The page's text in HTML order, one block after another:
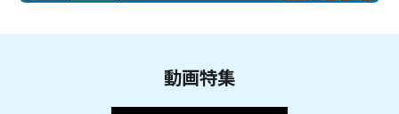
動画特集